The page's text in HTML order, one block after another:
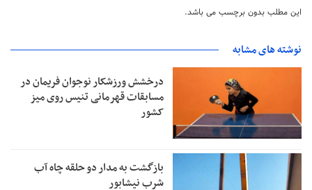
این مطلب بدون برچسب می باشد.
نوشته های مشابه
درخشش ورزشکار نوجوان فریمان در
مسابقات قهرمانی تنیس روی میز
کشور
بازگشت به مدار دو حلقه چاه آب
شرب نیشابور